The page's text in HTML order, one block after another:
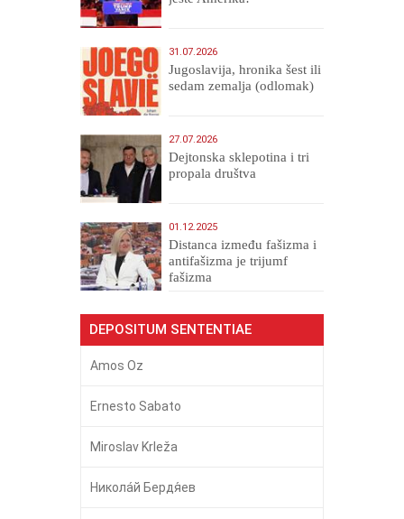
31.07.2026
Jugoslavija, hronika šest ili
sedam zemalja (odlomak)
27.07.2026
Dejtonska sklepotina i tri
propala društva
01.12.2025
Distanca između fašizma i
antifašizma je trijumf
fašizma
DEPOSITUM SENTENTIAE
Amos Oz
Ernesto Sabato
Miroslav Krleža
Никола́й Бердя́ев